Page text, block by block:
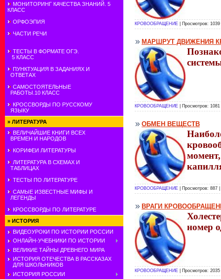
МОНИТОРИНГ КАЧЕСТВА ЗНАНИЙ. 5
КЛАСС
ОРФОЭПИЯ
ЧАСТИ РЕЧИ
ТЕСТЫ В ФОРМАТЕ ОГЭ.
5 КЛАСС
ПУНКТУАЦИЯ В ЗАДАНИЯХ И
ОТВЕТАХ
САМОСТОЯТЕЛЬНЫЕ
РАБОТЫ.10 КЛАСС
КРОССВОРДЫ ПО РУССКОМУ
ЯЗЫКУ
» ЛИТЕРАТУРА
ВЕЛИЧАЙШИЕ КНИГИ ВСЕХ
ВРЕМЕН И НАРОДОВ
КОРИФЕИ ЛИТЕРАТУРЫ
ЛИТЕРАТУРА В СХЕМАХ И
ТАБЛИЦАХ
ТЕСТЫ ПО ЛИТЕРАТУРЕ
САМЫЕ ИЗВЕСТНЫЕ МИФЫ И
ЛЕГЕНДЫ
КРОССВОРДЫ ПО ЛИТЕРАТУРЕ
» ИСТОРИЯ
ВИДЕОУРОКИ ПО ИСТОРИИ РОССИИ
ОНЛАЙН-УЧЕБНИКИ ПО ИСТОРИИ
ВЕЛИКИЕ ТАЙНЫ ДРЕВНЕГО МИРА
ИСТОРИЯ ОТЕЧЕСТВА В РАССКАЗАХ
ДЛЯ ШКОЛЬНИКОВ
ИСТОРИЯ РОССИИ
КРОВООБРАЩЕНИЕ | Просмотров:
МАРШРУТ ДВИЖЕНИЯ
КРОВООБРАЩЕНИЕ | Просмотров:
ОБМЕН ВЕЩЕСТВ
КРОВООБРАЩЕНИЕ | Просмотров: 887
ВРАГИ
номер
КРОВООБРАЩЕНИЕ | Просмотров: